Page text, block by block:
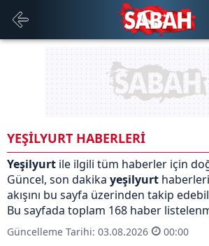
YEŞİLYURT HABERLERİ
Yeşilyurt ile ilgili tüm haberler için
Güncel, son dakika yeşilyurt
akışını bu sayfa üzerinden takip
Bu sayfada toplam 168 haber
Güncelleme Tarihi: 03.08.2026 00:00